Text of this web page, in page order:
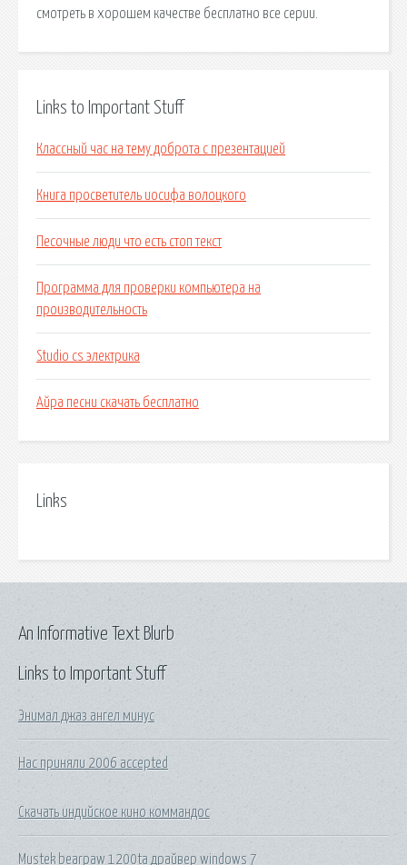
смотреть в хорошем качестве бесплатно все серии.
Links to Important Stuff
Классный час на тему доброта с презентацией
Книга просветитель иосифа волоцкого
Песочные люди что есть стоп текст
Программа для проверки компьютера на
производительность
Studio cs электрика
Айра песни скачать бесплатно
Links
Links to Important Stuff
Энимал джаз ангел минус
Нас приняли 2006 accepted
Скачать индийское кино коммандос
Mustek bearpaw 1200ta драйвер windows 7
An Informative Text Blurb